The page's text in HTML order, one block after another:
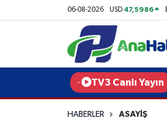
06-08-2026 USD 47,5986
TV3 Canlı Yayın
HABERLER ASAYIŞ
Yurt Haber
Afyon Haber
Afyonkarahisar Nöbetçi
Afyonkarahisar Hava